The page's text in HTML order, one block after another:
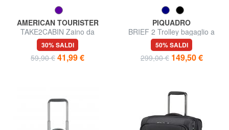
AMERICAN TOURISTER
TAKE2CABIN Zaino da
viaggio, misura cabina
30% SALDI
59,90 € 41,99 €
PIQUADRO
BRIEF 2 Trolley bagaglio a
mano
50% SALDI
299,00 € 149,50 €